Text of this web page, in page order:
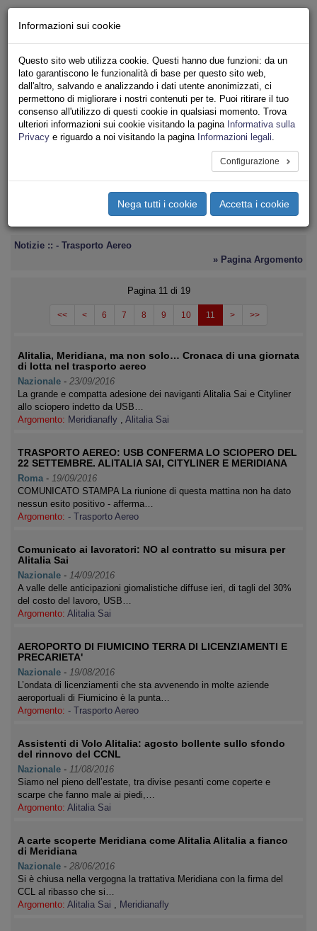
Iscriviti
Ricerca
Area Stampa
Privacy
TRASPORTI
navigation
Toggle
Notizie :: - Trasporto Aereo
» Pagina Argomento
Pagina 11 di 19
<< < 6 7 8 9 10 11 > >>
Alitalia, Meridiana, ma non solo… Cronaca di una giornata
di lotta nel trasporto aereo
Nazionale - 23/09/2016
La grande e compatta adesione dei naviganti Alitalia Sai e Cityliner
allo sciopero indetto da USB…
Argomento: Meridianafly , Alitalia Sai
TRASPORTO AEREO: USB CONFERMA LO SCIOPERO DEL
22 SETTEMBRE. ALITALIA SAI, CITYLINER E MERIDIANA
Roma - 19/09/2016
COMUNICATO STAMPA La riunione di questa mattina non ha dato
nessun esito positivo - afferma…
Argomento: - Trasporto Aereo
Comunicato ai lavoratori: NO al contratto su misura per
Alitalia Sai
Nazionale - 14/09/2016
A valle delle anticipazioni giornalistiche diffuse ieri, di tagli del 30%
del costo del lavoro, USB…
Argomento: Alitalia Sai
AEROPORTO DI FIUMICINO TERRA DI LICENZIAMENTI E
PRECARIETA'
Nazionale - 19/08/2016
L’ondata di licenziamenti che sta avvenendo in molte aziende
aeroportuali di Fiumicino è la punta…
Argomento: - Trasporto Aereo
Assistenti di Volo Alitalia: agosto bollente sullo sfondo
del rinnovo del CCNL
Nazionale - 11/08/2016
Siamo nel pieno dell’estate, tra divise pesanti come coperte e
scarpe che fanno male ai piedi,…
Argomento: Alitalia Sai
A carte scoperte Meridiana come Alitalia Alitalia a fianco
di Meridiana
Nazionale - 28/06/2016
Si è chiusa nella vergogna la trattativa Meridiana con la firma del
CCL al ribasso che si…
Argomento: Alitalia Sai , Meridianafly
Informazioni sui cookie
Questo sito web utilizza cookie. Questi hanno due funzioni: da un
lato garantiscono le funzionalità di base per questo sito web,
dall'altro, salvando e analizzando i dati utente anonimizzati, ci
permettono di migliorare i nostri contenuti per te. Puoi ritirare il tuo
consenso all'utilizzo di questi cookie in qualsiasi momento. Trova
ulteriori informazioni sui cookie visitando la pagina Informativa sulla
Privacy e riguardo a noi visitando la pagina Informazioni legali.
Configurazione
Nega tutti i cookie Accetta i cookie